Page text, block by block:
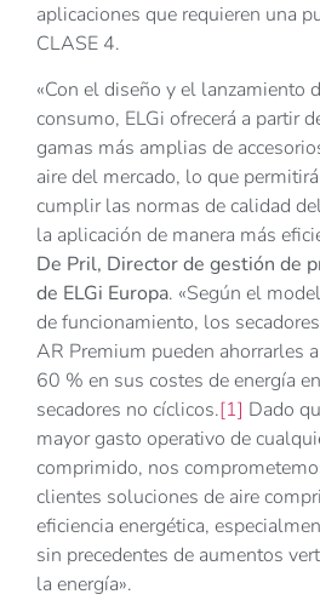
aplicaciones que requieren una
CLASE 4.
«Con el diseño y el lanzamiento
consumo, ELGi ofrecerá a partir
gamas más amplias de
aire del mercado, lo que
cumplir las normas de calidad
la aplicación de manera más
De Pril, Director de gestión de
de ELGi Europa. «Según el
de funcionamiento, los
AR Premium pueden ahorrarles
60 % en sus costes de energía
secadores no cíclicos.[1] Dado
mayor gasto operativo de
comprimido, nos
clientes soluciones de aire
eficiencia energética,
sin precedentes de aumentos
la energía».